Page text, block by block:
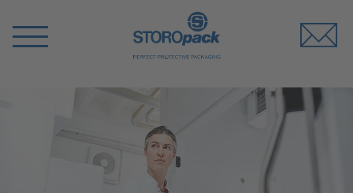
Switch